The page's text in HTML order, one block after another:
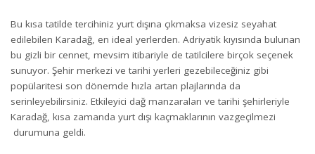
Bu kısa tatilde tercihiniz yurt dışına çıkmaksa vizesiz seyahat
edilebilen Karadağ, en ideal yerlerden. Adriyatik kıyısında bulunan
bu gizli bir cennet, mevsim itibariyle de tatilcilere birçok seçenek
sunuyor. Şehir merkezi ve tarihi yerleri gezebileceğiniz gibi
popülaritesi son dönemde hızla artan plajlarında da
serinleyebilirsiniz. Etkileyici dağ manzaraları ve tarihi şehirleriyle
Karadağ, kısa zamanda yurt dışı kaçmaklarının vazgeçilmezi
durumuna geldi.